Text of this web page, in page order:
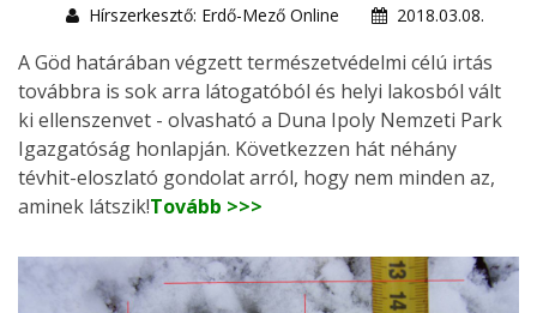
Hírszerkesztő: Erdő-Mező Online 2018.03.08.
A Göd határában végzett természetvédelmi célú irtás
továbbra is sok arra látogatóból és helyi lakosból vált
ki ellenszenvet - olvasható a Duna Ipoly Nemzeti Park
Igazgatóság honlapján. Következzen hát néhány
tévhit-eloszlató gondolat arról, hogy nem minden az,
aminek látszik!Tovább >>>